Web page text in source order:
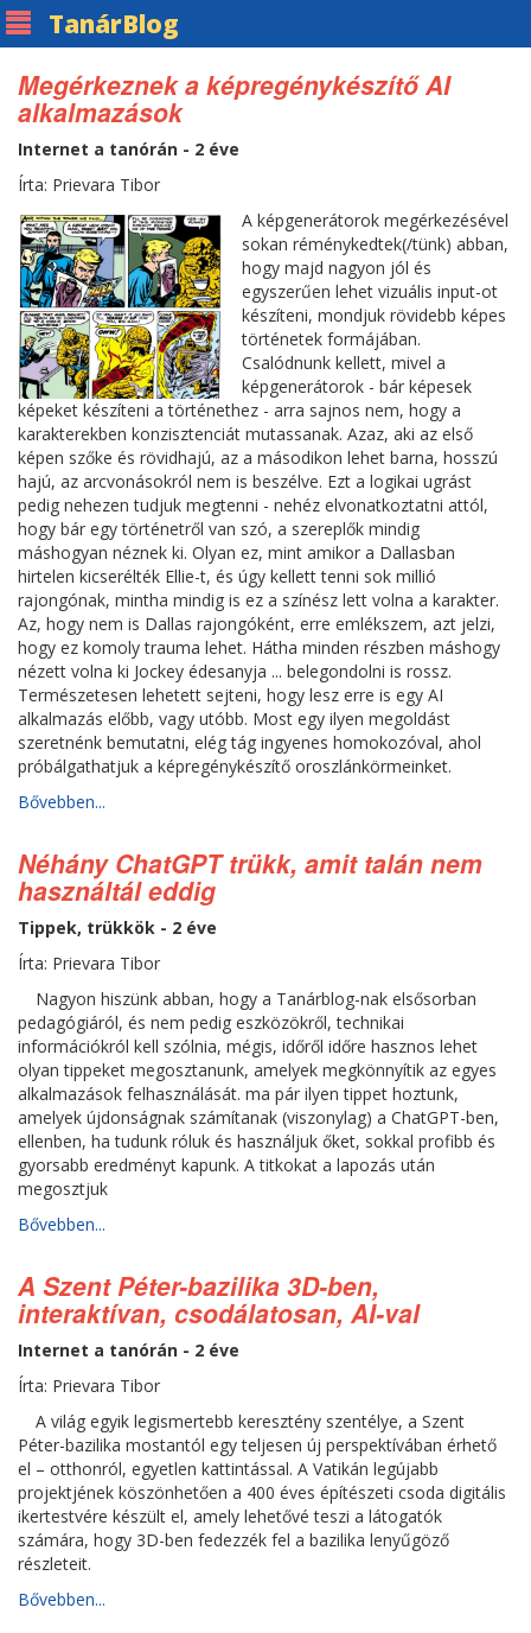
TanárBlog
Megérkeznek a képregénykészítő AI
alkalmazások
Internet a tanórán - 2 éve
Írta: Prievara Tibor
A képgenerátorok megérkezésével
sokan réménykedtek(/tünk) abban,
hogy majd nagyon jól és
egyszerűen lehet vizuális input-ot
készíteni, mondjuk rövidebb képes
történetek formájában.
Csalódnunk kellett, mivel a
képgenerátorok - bár képesek
képeket készíteni a történethez - arra sajnos nem, hogy a
karakterekben konzisztenciát mutassanak. Azaz, aki az első
képen szőke és rövidhajú, az a másodikon lehet barna, hosszú
hajú, az arcvonásokról nem is beszélve. Ezt a logikai ugrást
pedig nehezen tudjuk megtenni - nehéz elvonatkoztatni attól,
hogy bár egy történetről van szó, a szereplők mindig
máshogyan néznek ki. Olyan ez, mint amikor a Dallasban
hirtelen kicserélték Ellie-t, és úgy kellett tenni sok millió
rajongónak, mintha mindig is ez a színész lett volna a karakter.
Az, hogy nem is Dallas rajongóként, erre emlékszem, azt jelzi,
hogy ez komoly trauma lehet. Hátha minden részben máshogy
nézett volna ki Jockey édesanyja ... belegondolni is rossz.
Természetesen lehetett sejteni, hogy lesz erre is egy AI
alkalmazás előbb, vagy utóbb. Most egy ilyen megoldást
szeretnénk bemutatni, elég tág ingyenes homokozóval, ahol
próbálgathatjuk a képregénykészítő oroszlánkörmeinket.
Bővebben...
Néhány ChatGPT trükk, amit talán nem
használtál eddig
Tippek, trükkök - 2 éve
Írta: Prievara Tibor
Nagyon hiszünk abban, hogy a Tanárblog-nak elsősorban
pedagógiáról, és nem pedig eszközökről, technikai
információkról kell szólnia, mégis, időről időre hasznos lehet
olyan tippeket megosztanunk, amelyek megkönnyítik az egyes
alkalmazások felhasználását. ma pár ilyen tippet hoztunk,
amelyek újdonságnak számítanak (viszonylag) a ChatGPT-ben,
ellenben, ha tudunk róluk és használjuk őket, sokkal profibb és
gyorsabb eredményt kapunk. A titkokat a lapozás után
megosztjuk
Bővebben...
A Szent Péter-bazilika 3D-ben,
interaktívan, csodálatosan, AI-val
Internet a tanórán - 2 éve
Írta: Prievara Tibor
A világ egyik legismertebb keresztény szentélye, a Szent
Péter-bazilika mostantól egy teljesen új perspektívában érhető
el – otthonról, egyetlen kattintással. A Vatikán legújabb
projektjének köszönhetően a 400 éves építészeti csoda digitális
ikertestvére készült el, amely lehetővé teszi a látogatók
számára, hogy 3D-ben fedezzék fel a bazilika lenyűgöző
részleteit.
Bővebben...